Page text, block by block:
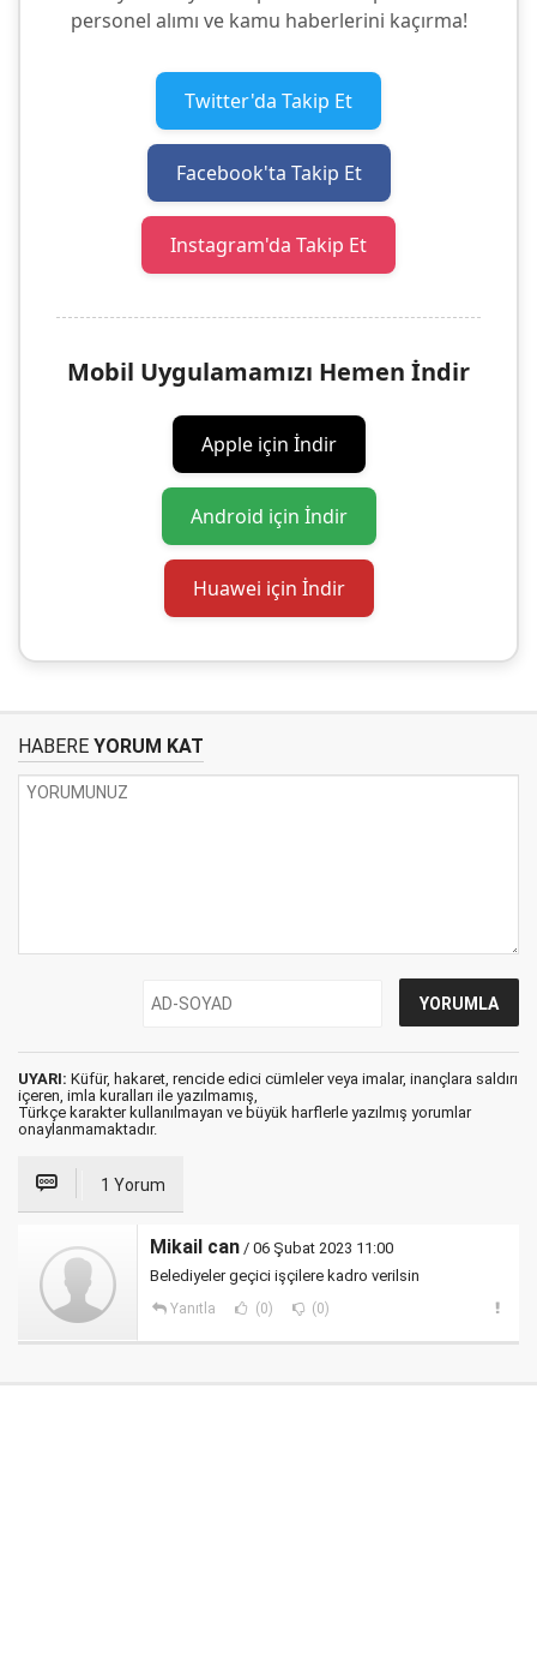
personel alımı ve kamu haberlerini kaçırma!
Twitter'da Takip Et
Facebook'ta Takip Et
Instagram'da Takip Et
Mobil Uygulamamızı Hemen İndir
Apple için İndir
Android için İndir
Huawei için İndir
HABERE YORUM KAT
UYARI: Küfür, hakaret, rencide edici cümleler veya imalar, inançlara saldırı
içeren, imla kuralları ile yazılmamış,
Türkçe karakter kullanılmayan ve büyük harflerle yazılmış yorumlar
onaylanmamaktadır.
1 Yorum
Mikail can / 06 Şubat 2023 11:00
Belediyeler geçici işçilere kadro verilsin
Yanıtla (0) (0)